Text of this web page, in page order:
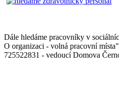
Dále hledáme pracovníky v
O organizaci - volná pracovní
725522831 - vedoucí Domova